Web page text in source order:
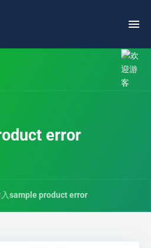
error
sample product error